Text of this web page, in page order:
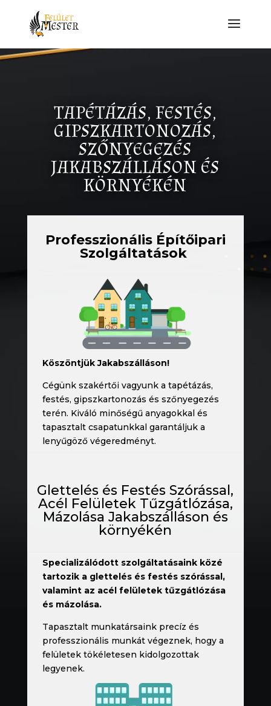
TAPÉTÁZÁS, FESTÉS,
GIPSZKARTONOZÁS,
SZŐNYEGEZÉS
JAKABSZÁLLÁSON ÉS
KÖRNYÉKÉN
Professzionális Építőipari
Szolgáltatások
Köszöntjük Jakabszálláson!
Cégünk szakértői vagyunk a tapétázás,
festés, gipszkartonozás és szőnyegezés
terén. Kiváló minőségű anyagokkal és
tapasztalt csapatunkkal garantáljuk a
lenyűgöző végeredményt.
Glettelés és Festés Szórással,
Acél Felületek Tűzgátlózása,
Mázolása Jakabszálláson és
környékén
Specializálódott szolgáltatásaink közé
tartozik a glettelés és festés szórással,
valamint az acél felületek tűzgátlózása
és mázolása.
Tapasztalt munkatársaink precíz és
professzionális munkát végeznek, hogy a
felületek tökéletesen kidolgozottak
legyenek.